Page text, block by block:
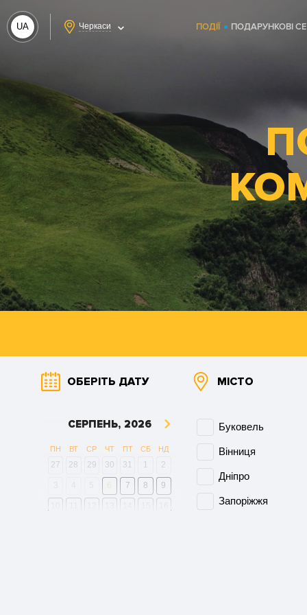
UA Черкаси ПОДІЇ ПОДАРУНКОВІ
ОБЕРІТЬ ДАТУ
СЕРПЕНЬ, 2026
ПН ВТ СР ЧТ ПТ СБ НД
27 28 29 30 31 1 2
6 7 8 9
МІСТО
Буковель
Вінниця
Дніпро
Запоріжжя